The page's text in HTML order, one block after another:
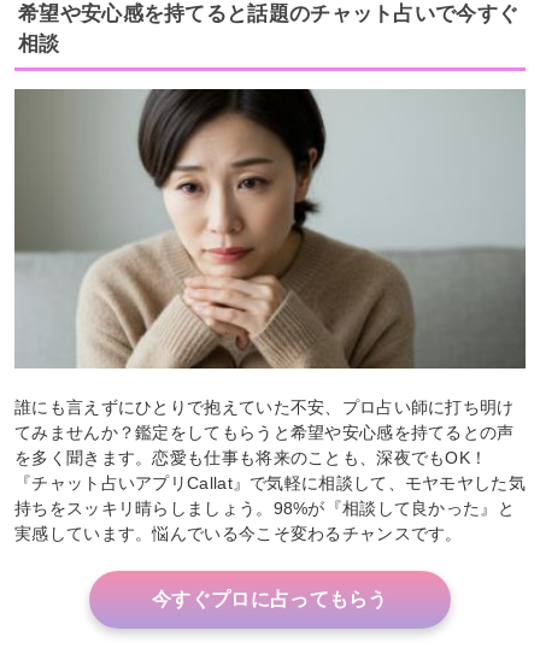
希望や安心感を持てると話題のチャット占いで今すぐ
相談
誰にも言えずにひとりで抱えていた不安、プロ占い師に打ち明け
てみませんか？鑑定をしてもらうと希望や安心感を持てるとの声
を多く聞きます。恋愛も仕事も将来のことも、深夜でもOK！
『チャット占いアプリCallat』で気軽に相談して、モヤモヤした気
持ちをスッキリ晴らしましょう。98%が『相談して良かった』と
実感しています。悩んでいる今こそ変わるチャンスです。
今すぐプロに占ってもらう